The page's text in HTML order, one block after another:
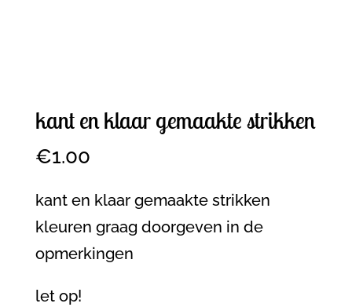
kant en klaar gemaakte strikken
€1.00
kant en klaar gemaakte strikken
kleuren graag doorgeven in de
opmerkingen
let op!